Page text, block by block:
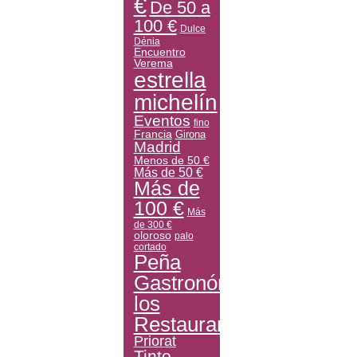
€ De 50 a
100 € Dulce
Dénia
Encuentro
Verema
estrella
michelín
Eventos fino
Francia Girona
Madrid
Menos de 50 €
Más de 50 €
Más de
100 € Más
de 300 €
oloroso palo
cortado
Peña
Gastronómica
los
Restauranteros
Priorat